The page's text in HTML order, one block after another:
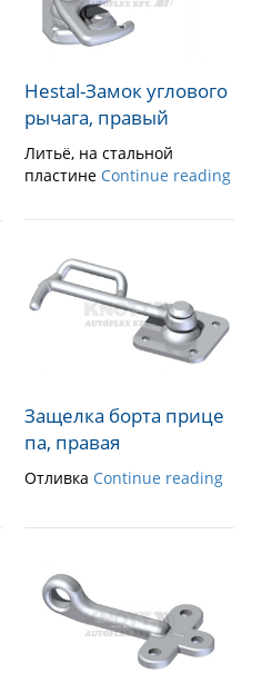
Hestal-Замок углового
рычага, правый
Литьё, на стальной
пластине Continue reading
Защелка борта прице
па, правая
Отливка Continue reading